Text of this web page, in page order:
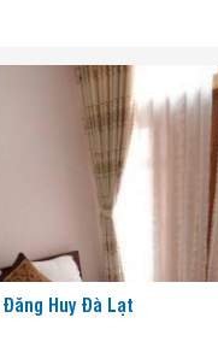
Huy Đà Lạt